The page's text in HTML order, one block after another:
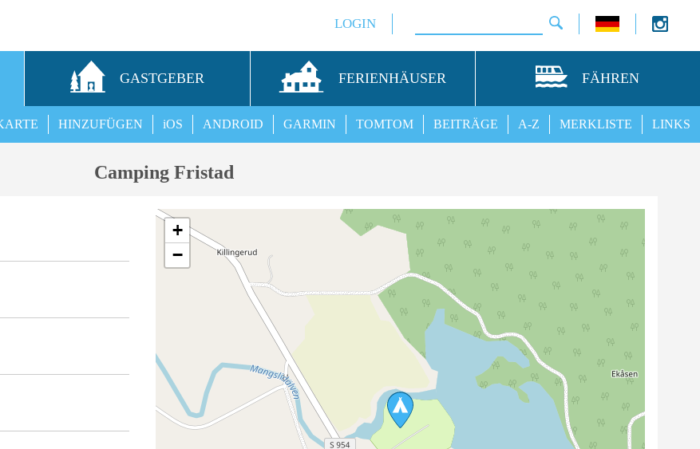
LOGIN
GASTGEBER FERIENHÄUSER FÄHREN
LINKS
MERKLISTE
A-Z
BEITRÄGE
TOMTOM
GARMIN
ANDROID
iOS
HINZUFÜGEN
Camping Fristad
+
−